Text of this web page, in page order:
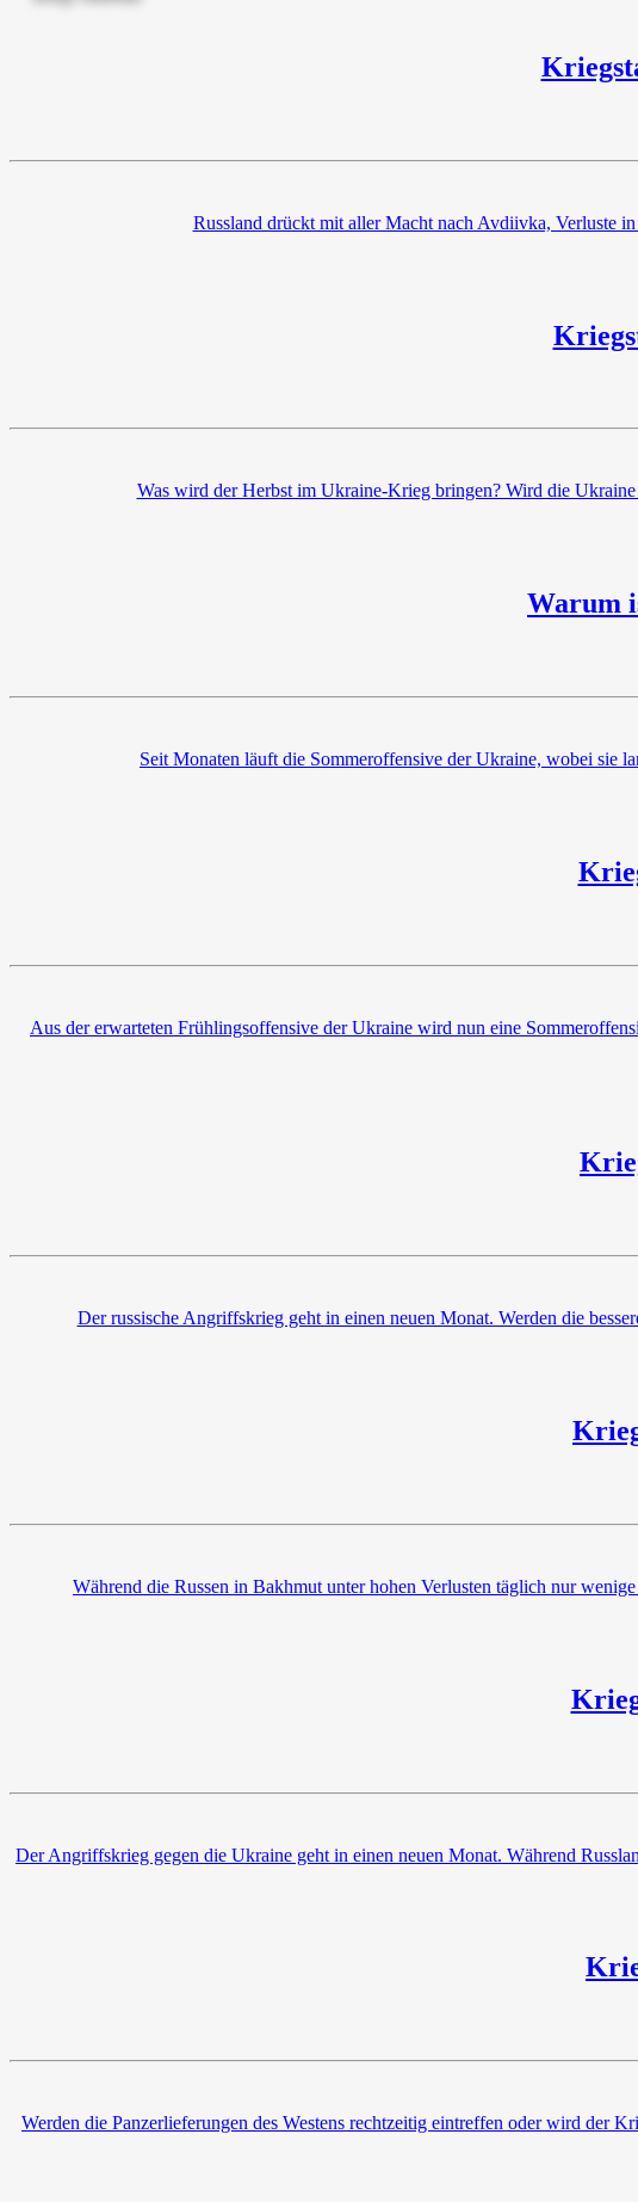
Russland drückt mit aller Macht nach Avdiivka, Verluste
Was wird der Herbst im Ukraine-Krieg bringen? Wird die
Warum
Seit Monaten läuft die Sommeroffensive der Ukraine, wobei sie
Aus der erwarteten Frühlingsoffensive der Ukraine wird nun eine
Der russische Angriffskrieg geht in einen neuen Monat. Werden die
Während die Russen in Bakhmut unter hohen Verlusten täglich nur
Der Angriffskrieg gegen die Ukraine geht in einen neuen Monat. Während
Werden die Panzerlieferungen des Westens rechtzeitig eintreffen oder wird der